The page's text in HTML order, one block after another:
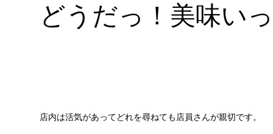
どうだっ！美味い
店内は活気があってどれを尋ねても店員さんが親切です。